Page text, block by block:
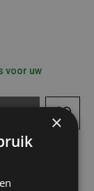
voor uw
×